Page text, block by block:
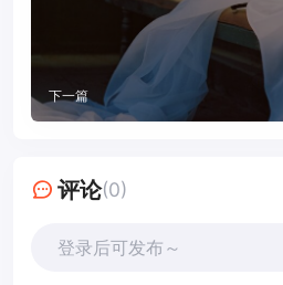
下一篇
评论(0)
登录后可发布～